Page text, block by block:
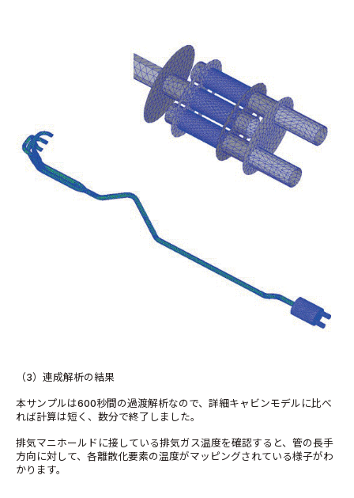
（3）連成解析の結果
本サンプルは600秒間の過渡解析なので、詳細キャビンモデルに比べ
れば計算は短く、数分で終了しました。
排気マニホールドに接している排気ガス温度を確認すると、管の長手
方向に対して、各離散化要素の温度がマッピングされている様子がわ
かります。